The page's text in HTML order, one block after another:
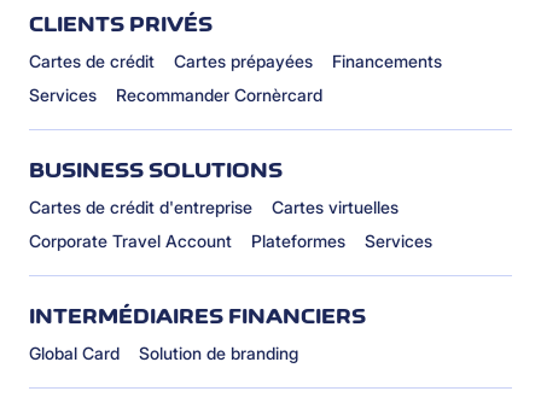
CLIENTS PRIVÉS
Cartes de crédit Cartes prépayées
Financements
Services
Recommander Cornèrcard
BUSINESS SOLUTIONS
Cartes de crédit d'entreprise
Cartes virtuelles
Corporate Travel Account
Plateformes Services
INTERMÉDIAIRES FINANCIERS
Global Card Solution de branding